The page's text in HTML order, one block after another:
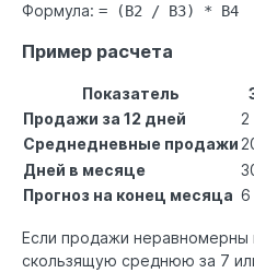
Формула: = (B2 / B3) * B4
Пример расчета
Показатель
Продажи за 12 дней
2
Среднедневные продажи
Дней в месяце
Прогноз на конец месяца 6
Если продажи неравномерны
скользящую среднюю за 7